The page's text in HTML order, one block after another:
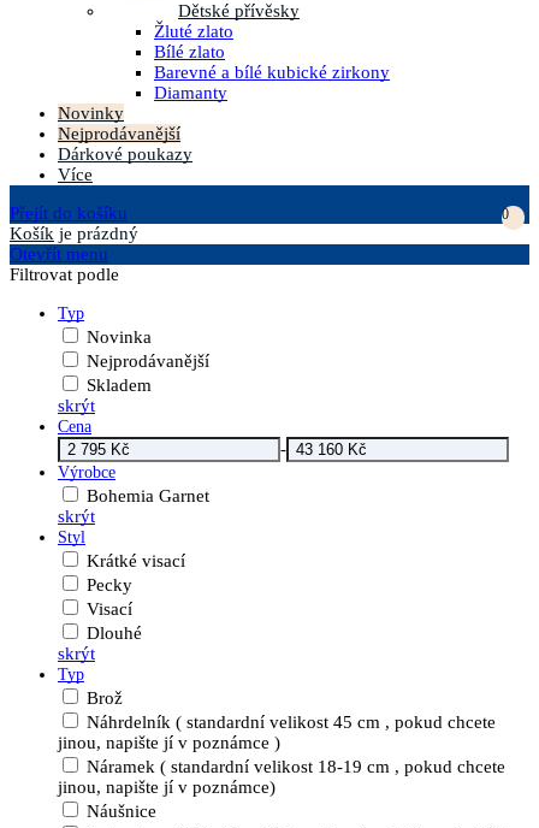
Dětské přívěsky
Žluté zlato
Bílé zlato
Barevné a bílé kubické zirkony
Diamanty
Novinky
Nejprodávanější
Dárkové poukazy
Více
Přejít do košíku
0
Košík je prázdný
Otevřít menu
Filtrovat podle
Typ
Novinka
Nejprodávanější
Skladem
skrýt
Cena
-
Výrobce
Bohemia Garnet
skrýt
Styl
Krátké visací
Pecky
Visací
Dlouhé
skrýt
Typ
Brož
Náhrdelník ( standardní velikost 45 cm , pokud chcete
jinou, napište jí v poznámce )
Náramek ( standardní velikost 18-19 cm , pokud chcete
jinou, napište jí v poznámce)
Náušnice